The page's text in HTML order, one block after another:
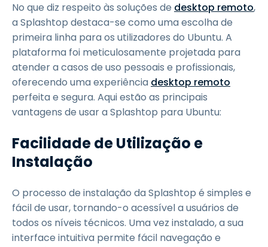
No que diz respeito às soluções de desktop remoto,
a Splashtop destaca-se como uma escolha de
primeira linha para os utilizadores do Ubuntu. A
plataforma foi meticulosamente projetada para
atender a casos de uso pessoais e profissionais,
oferecendo uma experiência desktop remoto
perfeita e segura. Aqui estão as principais
vantagens de usar a Splashtop para Ubuntu:
Facilidade de Utilização e
Instalação
O processo de instalação da Splashtop é simples e
fácil de usar, tornando-o acessível a usuários de
todos os níveis técnicos. Uma vez instalado, a sua
interface intuitiva permite fácil navegação e